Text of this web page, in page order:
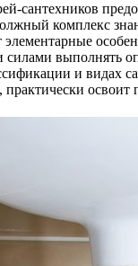
сантехников
комплекс
элементарные
силами выполнять
и видах
освоит